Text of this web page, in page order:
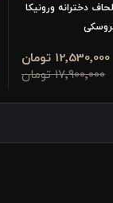
لحاف دخترانه ورونیکا
17٬900٬000 تومان
12٬530٬000 تومان